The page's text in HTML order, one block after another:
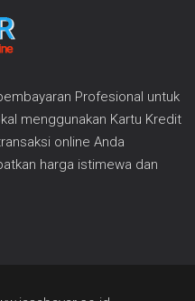
Profesional untuk
menggunakan Kartu Kredit
online Anda
harga istimewa dan